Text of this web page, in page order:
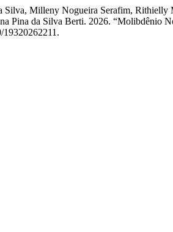
Milleny Nogueira Serafim,
Pina da Silva Berti. 2026. “Molibdênio
19320262211.